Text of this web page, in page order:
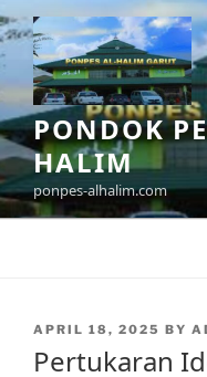
Skip
to
content
PONDOK
HALIM
ponpes-alhalim.com
POSTED
APRIL 18, 2025 BY
Pertukaran